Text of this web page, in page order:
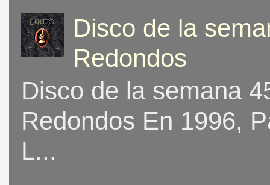
Disco de la
Redondos
Disco de la semana
Redondos En 1996,
L...